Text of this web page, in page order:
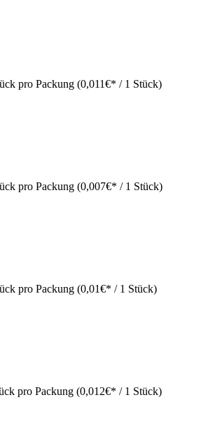
pro Packung (0,011€* / 1 Stück)
pro Packung (0,007€* / 1 Stück)
pro Packung (0,01€* / 1 Stück)
pro Packung (0,012€* / 1 Stück)